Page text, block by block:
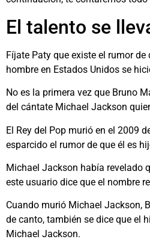
El talento se
Fíjate Paty que existe el rumor
hombre en Estados Unidos se
No es la primera vez que Bruno
del cántate Michael Jackson
El Rey del Pop murió en el 2009
esparcido el rumor de que él es
Michael Jackson había revelado
este usuario dice que el nombre
Cuando murió Michael Jackson,
de canto, también se dice que el
Michael Jackson.